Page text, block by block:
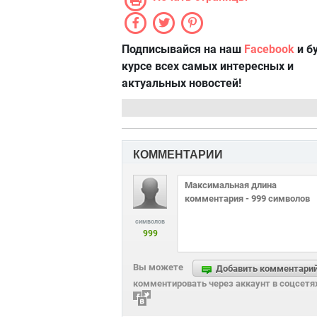
Подписывайся на наш Facebook и
курсе всех самых интересных и
актуальных новостей!
КОММЕНТАРИИ
символов
999
Добавить
Вы можете
комментировать через аккаунт в